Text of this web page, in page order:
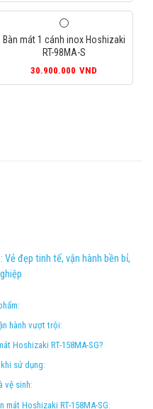
Bàn mát 1 cánh inox Hoshizaki
RT-98MA-S
30.900.000 VND
Vẻ đẹp tinh tế, vận hành bền bỉ,
hành vượt trội:
Hoshizaki RT-158MA-SG?
sử dụng:
vệ sinh:
Hoshizaki RT-158MA-SG: